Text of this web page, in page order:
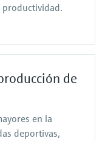
productividad.
de
en la
deportivas,